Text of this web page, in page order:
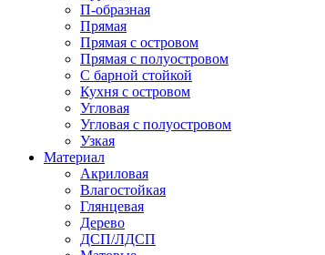
П-образная
Прямая
Прямая с островом
Прямая с полуостровом
С барной стойкой
Кухня с островом
Угловая
Угловая с полуостровом
Узкая
Материал
Акриловая
Влагостойкая
Глянцевая
Дерево
ДСП/ЛДСП